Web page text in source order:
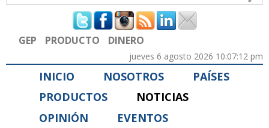
Formulario de búsqueda
GEP PRODUCTO DINERO
jueves 6 agosto 2026 10:07:12 pm
INICIO NOSOTROS
PAÍSES
PRODUCTOS
NOTICIAS
OPINIÓN
EVENTOS